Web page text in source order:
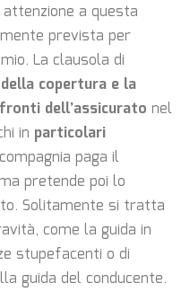
a questa
prevista per
La clausola di
copertura e la
dell’assicurato nel
in particolari
paga il
pretende poi lo
Solitamente si tratta
come la guida in
stupefacenti o di
guida del conducente.